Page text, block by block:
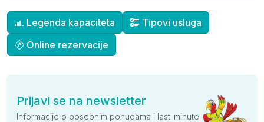
Dopunske informacije
Legenda kapaciteta
Tipovi usluga
Online rezervacije
Prijavi se na newsletter
Informacije o posebnim ponudama i last-minute